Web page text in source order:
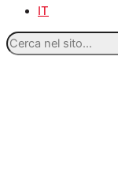
IT
Cerca
nel